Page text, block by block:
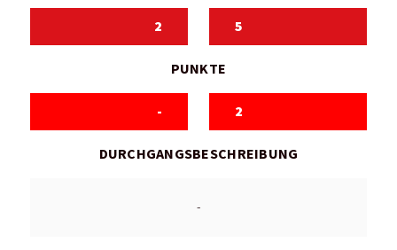
2 5
PUNKTE
- 2
DURCHGANGSBESCHREIBUNG
-